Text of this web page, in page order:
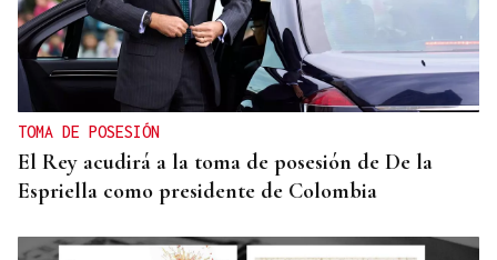
TOMA DE POSESIÓN
El Rey acudirá a la toma de posesión de De la
Espriella como presidente de Colombia